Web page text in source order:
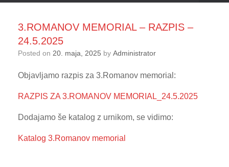
3.ROMANOV MEMORIAL – RAZPIS –
24.5.2025
Posted on 20. maja, 2025 by Administrator
Objavljamo razpis za 3.Romanov memorial:
RAZPIS ZA 3.ROMANOV MEMORIAL_24.5.2025
Dodajamo še katalog z urnikom, se vidimo:
Katalog 3.Romanov memorial